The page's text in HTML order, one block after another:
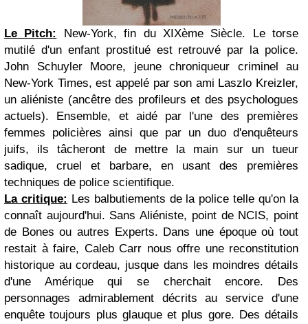
Le Pitch:
New-York, fin du XIXème Siècle. Le torse
mutilé d'un enfant prostitué est retrouvé par la police.
John Schuyler Moore, jeune chroniqueur criminel au
New-York Times, est appelé par son ami Laszlo Kreizler,
un aliéniste (ancêtre des profileurs et des psychologues
actuels). Ensemble, et aidé par l'une des premières
femmes policières ainsi que par un duo d'enquêteurs
juifs, ils tâcheront de mettre la main sur un tueur
sadique, cruel et barbare, en usant des premières
techniques de police scientifique.
La critique: Les balbutiements de la police telle qu'on la
connaît aujourd'hui. Sans Aliéniste, point de NCIS, point
de Bones ou autres Experts. Dans une époque où tout
restait à faire, Caleb Carr nous offre une reconstitution
historique au cordeau, jusque dans les moindres détails
d'une Amérique qui se cherchait encore. Des
personnages admirablement décrits au service d'une
enquête toujours plus glauque et plus gore. Des détails